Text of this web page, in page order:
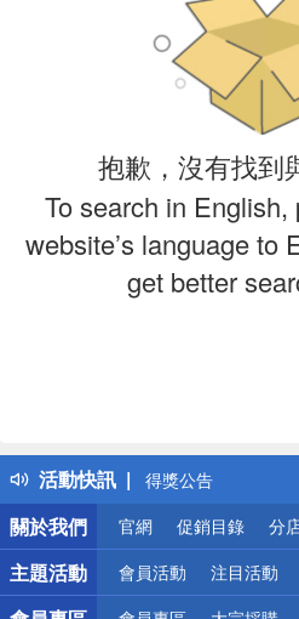
抱歉，沒有找到
To search in
website’s language to
get better
活動快訊
詐騙網頁！請小心！
得獎公告
熱門話題
銀行優惠
偏遠地區配送
詐騙網頁！請小心！
關於我們
官網 促銷目錄 分
主題活動 會員活動 注目活動